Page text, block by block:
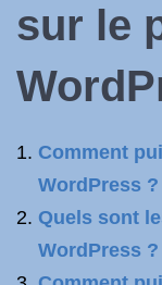
sur le
Comment
WordPress ?
Quels sont
WordPress ?